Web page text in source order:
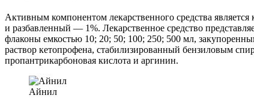
Активным компонентом лекарственного средства
и разбавленный — 1%. Лекарственное средство
флаконы емкостью 10; 20; 50; 100; 250; 500 мл,
раствор кетопрофена, стабилизированный бензиловым
пропантрикарбоновая кислота и аргинин.
Айнил